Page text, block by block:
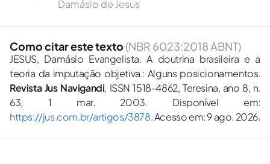
Damásio de Jesus
Como citar este texto (NBR 6023:2018 ABNT)
JESUS, Damásio Evangelista. A doutrina brasileira e a
teoria da imputação objetiva.: Alguns posicionamentos.
Revista Jus Navigandi, ISSN 1518-4862, Teresina, ano 8, n.
63, 1 mar. 2003. Disponível em:
https://jus.com.br/artigos/3878. Acesso em: 9 ago. 2026.